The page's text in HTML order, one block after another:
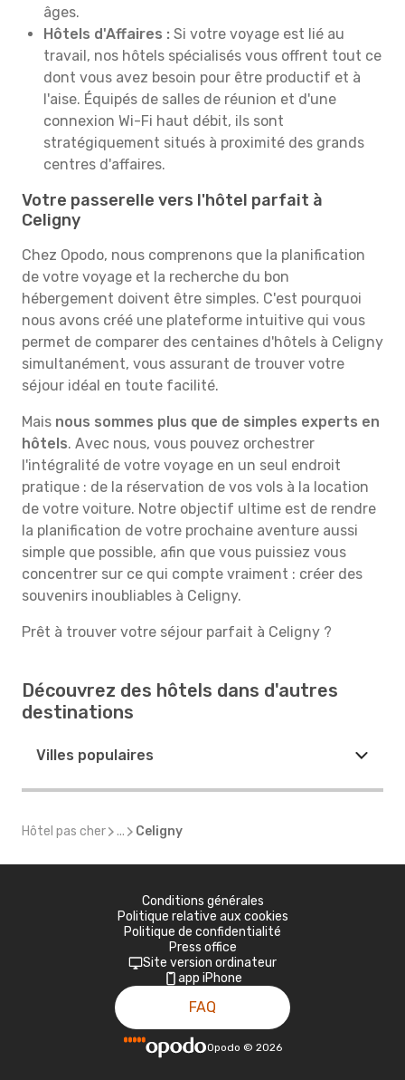
âges.
Hôtels d'Affaires : Si votre voyage est lié au
travail, nos hôtels spécialisés vous offrent tout ce
dont vous avez besoin pour être productif et à
l'aise. Équipés de salles de réunion et d'une
connexion Wi-Fi haut débit, ils sont
stratégiquement situés à proximité des grands
centres d'affaires.
Votre passerelle vers l'hôtel parfait à
Celigny
Chez Opodo, nous comprenons que la planification
de votre voyage et la recherche du bon
hébergement doivent être simples. C'est pourquoi
nous avons créé une plateforme intuitive qui vous
permet de comparer des centaines d'hôtels à Celigny
simultanément, vous assurant de trouver votre
séjour idéal en toute facilité.
Mais nous sommes plus que de simples experts en
hôtels. Avec nous, vous pouvez orchestrer
l'intégralité de votre voyage en un seul endroit
pratique : de la réservation de vos vols à la location
de votre voiture. Notre objectif ultime est de rendre
la planification de votre prochaine aventure aussi
simple que possible, afin que vous puissiez vous
concentrer sur ce qui compte vraiment : créer des
souvenirs inoubliables à Celigny.
Prêt à trouver votre séjour parfait à Celigny ?
Découvrez des hôtels dans d'autres
destinations
Villes populaires
Hôtel pas cher ... Celigny
Conditions générales
Politique relative aux cookies
Politique de confidentialité
Press office
Site version ordinateur
app iPhone
FAQ
Opodo © 2026